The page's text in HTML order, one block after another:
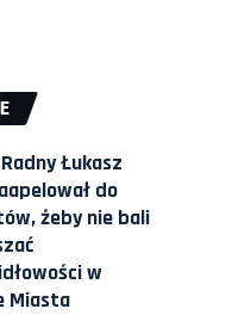
Łukasz
do
żeby nie bali
w
Miasta